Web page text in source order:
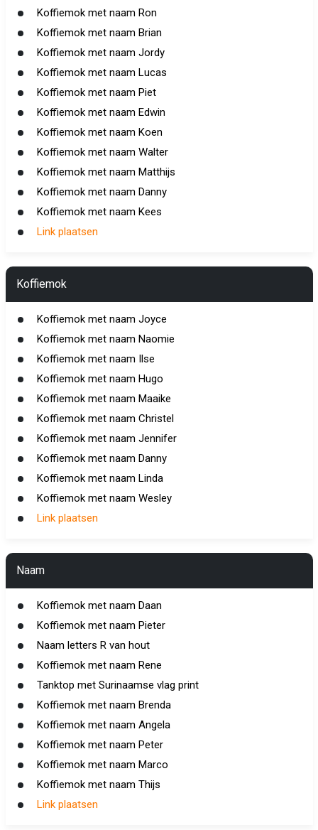
Koffiemok met naam Ron
Koffiemok met naam Brian
Koffiemok met naam Jordy
Koffiemok met naam Lucas
Koffiemok met naam Piet
Koffiemok met naam Edwin
Koffiemok met naam Koen
Koffiemok met naam Walter
Koffiemok met naam Matthijs
Koffiemok met naam Danny
Koffiemok met naam Kees
Link plaatsen
Koffiemok
Koffiemok met naam Joyce
Koffiemok met naam Naomie
Koffiemok met naam Ilse
Koffiemok met naam Hugo
Koffiemok met naam Maaike
Koffiemok met naam Christel
Koffiemok met naam Jennifer
Koffiemok met naam Danny
Koffiemok met naam Linda
Koffiemok met naam Wesley
Link plaatsen
Naam
Koffiemok met naam Daan
Koffiemok met naam Pieter
Naam letters R van hout
Koffiemok met naam Rene
Tanktop met Surinaamse vlag print
Koffiemok met naam Brenda
Koffiemok met naam Angela
Koffiemok met naam Peter
Koffiemok met naam Marco
Koffiemok met naam Thijs
Link plaatsen